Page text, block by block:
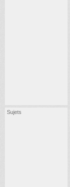
Sujets